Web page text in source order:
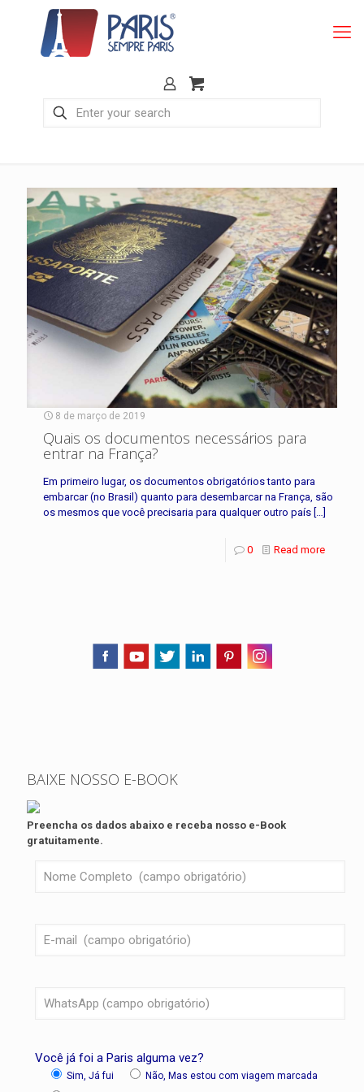
8 de março de 2019
Quais os documentos necessários para
entrar na França?
Em primeiro lugar, os documentos obrigatórios tanto para
embarcar (no Brasil) quanto para desembarcar na França, são
os mesmos que você precisaria para qualquer outro país […]
0 Read more
BAIXE NOSSO E-BOOK
Preencha os dados abaixo e receba nosso e-Book
gratuitamente.
Você já foi a Paris alguma vez?
Sim, Já fui Não, Mas estou com viagem marcada